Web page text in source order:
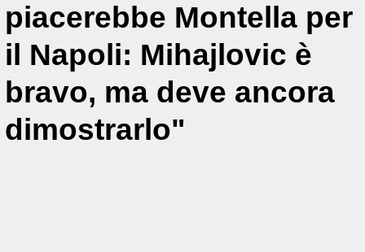
piacerebbe Montella per
il Napoli: Mihajlovic è
bravo, ma deve ancora
dimostrarlo"